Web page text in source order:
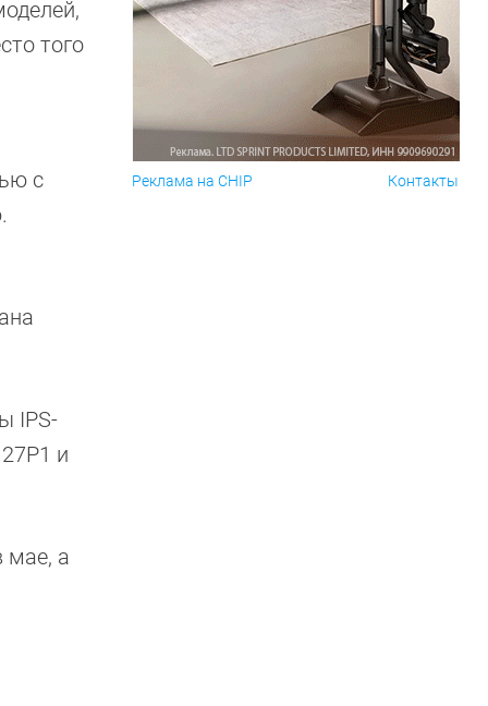
того
с
IPS-
и
мае, а
Реклама на CHIP Контакты